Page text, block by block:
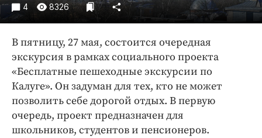
Экономика и бизнес
Блоги
Издания
Медиаперсона
Интересное чтиво
Клиника года
4 8326
В пятницу, 27 мая, состоится очередная
экскурсия в рамках социального проекта
«Бесплатные пешеходные экскурсии по
Калуге». Он задуман для тех, кто не может
позволить себе дорогой отдых. В первую
очередь, проект предназначен для
школьников, студентов и пенсионеров.